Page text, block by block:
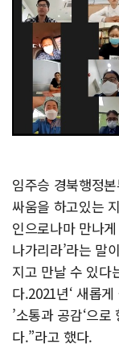
임주승 경북행정
싸움을 하고있는
인으로나마 만나
나가리라’라는 말
지고 만날 수 있다
다.2021년‘ 새롭
’소통과 공감‘으
다.”라고 했다.